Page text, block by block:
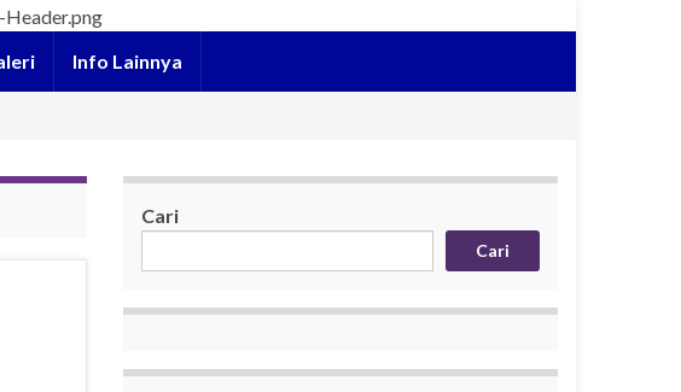
Info Lainnya
Cari
Cari